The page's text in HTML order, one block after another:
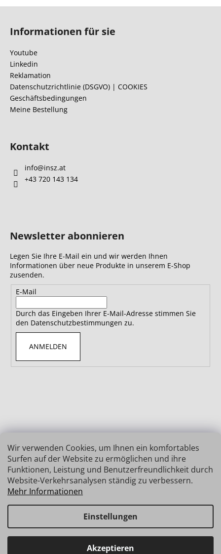
Wir verwenden Cookies, um Ihnen ein komfortables
Surfen auf der Website zu ermöglichen und ihre
Funktionen, Leistung und Benutzerfreundlichkeit durch
Website-Verkehrsanalysen ständig zu verbessern.
Mehr Informationen
Einstellungen
Akzeptieren
Haben Sie Fragen? Wir stehen Ihnen gerne zur Verfügung →
Informationen für sie
Youtube
Linkedin
Reklamation
Datenschutzrichtlinie (DSGVO) | COOKIES
Geschäftsbedingungen
Meine Bestellung
Kontakt
info@insz.at
+43 720 143 134
Newsletter abonnieren
Legen Sie Ihre E-Mail ein und wir werden Ihnen
Informationen über neue Produkte in unserem E-Shop
zusenden.
E-Mail
Durch das Eingeben Ihrer E-Mail-Adresse stimmen Sie
den Datenschutzbestimmungen zu.
ANMELDEN
Erstellt von Shoptet
Copyright 2026INSIZE | MESSTECHNIK. Alle Rechte
vorbehalten.